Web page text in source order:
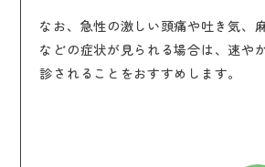
なお、急性の激しい頭痛や吐き気、
などの症状が見られる場合は、速や
診されることをおすすめします。